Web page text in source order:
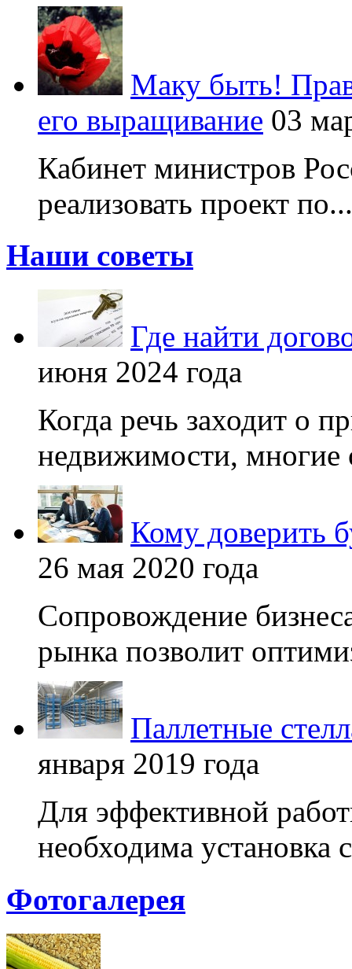
Маку быть!
его выращивание 03
Кабинет министров
реализовать проект по...
Наши советы
Где найти
июня 2024 года
Когда речь заходит о
недвижимости,
Кому доверить
26 мая 2020 года
Сопровождение
рынка позволит
Паллетные
января 2019 года
Для эффективной
необходима установка
Фотогалерея